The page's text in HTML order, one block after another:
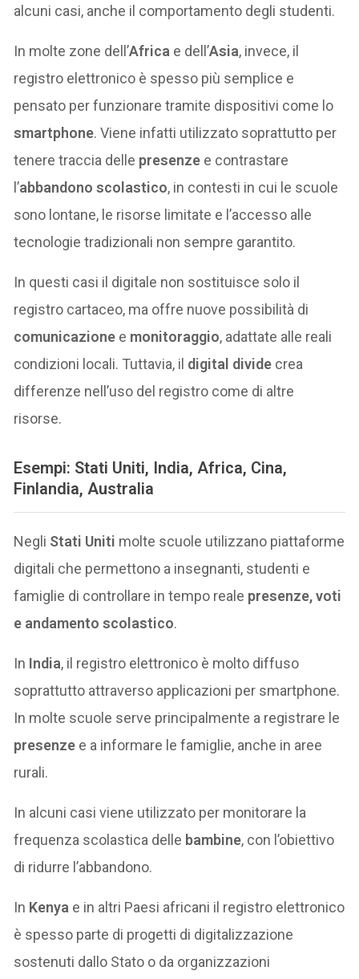
alcuni casi, anche il comportamento degli studenti.
In molte zone dell’Africa e dell’Asia, invece, il
registro elettronico è spesso più semplice e
pensato per funzionare tramite dispositivi come lo
smartphone. Viene infatti utilizzato soprattutto per
tenere traccia delle presenze e contrastare
l’abbandono scolastico, in contesti in cui le scuole
sono lontane, le risorse limitate e l’accesso alle
tecnologie tradizionali non sempre garantito.
In questi casi il digitale non sostituisce solo il
registro cartaceo, ma offre nuove possibilità di
comunicazione e monitoraggio, adattate alle reali
condizioni locali. Tuttavia, il digital divide crea
differenze nell’uso del registro come di altre
risorse.
Esempi: Stati Uniti, India, Africa, Cina,
Finlandia, Australia
Negli Stati Uniti molte scuole utilizzano piattaforme
digitali che permettono a insegnanti, studenti e
famiglie di controllare in tempo reale presenze, voti
e andamento scolastico.
In India, il registro elettronico è molto diffuso
soprattutto attraverso applicazioni per smartphone.
In molte scuole serve principalmente a registrare le
presenze e a informare le famiglie, anche in aree
rurali.
In alcuni casi viene utilizzato per monitorare la
frequenza scolastica delle bambine, con l’obiettivo
di ridurre l’abbandono.
In Kenya e in altri Paesi africani il registro elettronico
è spesso parte di progetti di digitalizzazione
sostenuti dallo Stato o da organizzazioni